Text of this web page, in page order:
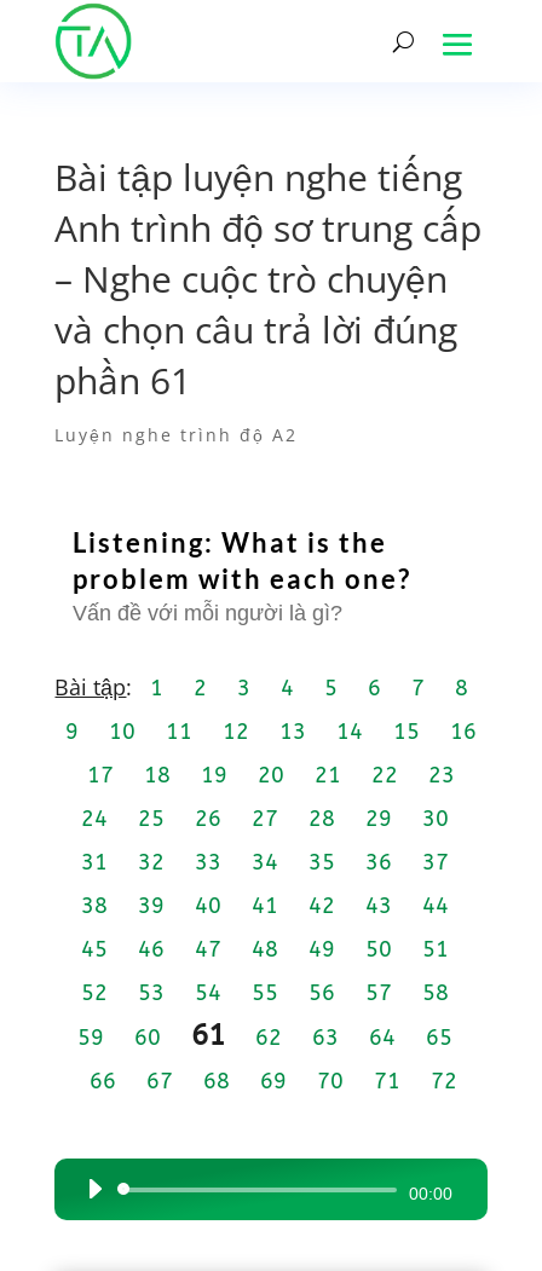
Bài tập luyện nghe tiếng
Anh trình độ sơ trung cấp
– Nghe cuộc trò chuyện
và chọn câu trả lời đúng
phần 61
Luyện nghe trình độ A2
Listening: What is the
problem with each one?
Vấn đề với mỗi người là gì?
Bài tập: 1 2 3 4 5 6 7
8
9
10 11 12 13 14 15
16
17
18 19 20 21 22
23
24
25 26 27 28 29
30
31
32 33 34 35 36
37
38
39 40 41 42 43
44
45
46 47 48 49 50
51
52
53 54 55 56 57
58
59
60 61 62 63 64
65
66
67 68 69 70 71 72
Audio
Player
00:00